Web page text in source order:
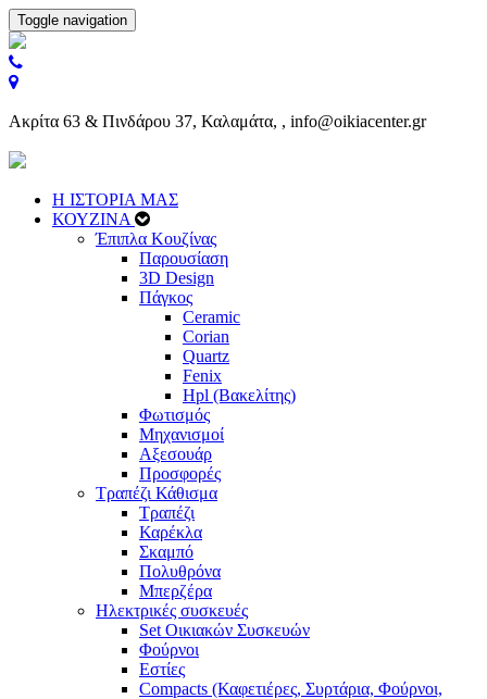
Toggle navigation
Ακρίτα 63 & Πινδάρου 37, Καλαμάτα, , info@oikiacenter.gr
Η ΙΣΤΟΡΙΑ ΜΑΣ
ΚΟΥΖΙΝΑ
Έπιπλα Κουζίνας
Παρουσίαση
3D Design
Πάγκος
Ceramic
Corian
Quartz
Fenix
Hpl (Βακελίτης)
Φωτισμός
Μηχανισμοί
Αξεσουάρ
Προσφορές
Τραπέζι Κάθισμα
Τραπέζι
Καρέκλα
Σκαμπό
Πολυθρόνα
Μπερζέρα
Ηλεκτρικές συσκευές
Set Οικιακών Συσκευών
Φούρνοι
Εστίες
Compacts (Καφετιέρες, Συρτάρια, Φούρνοι,